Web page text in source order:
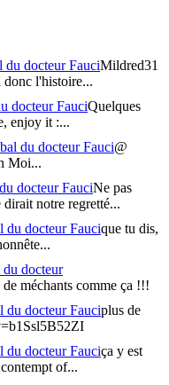
du docteur FauciMildred31
l'histoire...
docteur FauciQuelques
enjoy it :...
du docteur Fauci@
Moi...
docteur FauciNe pas
notre regretté...
du docteur Faucique tu dis,
du docteur
méchants comme ça !!!
du docteur Fauciplus de
du docteur Fauciça y est
of...